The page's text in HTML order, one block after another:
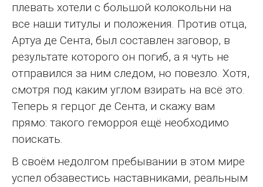
плевать хотели с большой колокольни на
все наши титулы и положения. Против отца,
Артуа де Сента, был составлен заговор, в
результате которого он погиб, а я чуть не
отправился за ним следом, но повезло. Хотя,
смотря под каким углом взирать на всё это.
Теперь я герцог де Сента, и скажу вам
прямо: такого геморроя ещё необходимо
поискать.
В своём недолгом пребывании в этом мире
успел обзавестись наставниками, реальным